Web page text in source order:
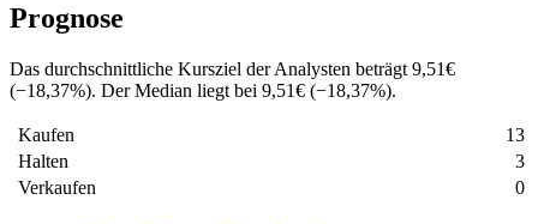
Prognose
Das durchschnittliche Kursziel der Analysten beträgt 9,51€
(−18,37%). Der Median liegt bei 9,51€ (−18,37%).
Kaufen
13
Halten
3
Verkaufen
0